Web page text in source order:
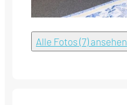
Alle Fotos (7) ansehen